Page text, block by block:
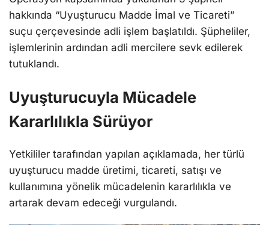
hakkında “Uyuşturucu Madde İmal ve Ticareti”
suçu çerçevesinde adli işlem başlatıldı. Şüpheliler,
işlemlerinin ardından adli mercilere sevk edilerek
tutuklandı.
Uyuşturucuyla Mücadele
Kararlılıkla Sürüyor
Yetkililer tarafından yapılan açıklamada, her türlü
uyuşturucu madde üretimi, ticareti, satışı ve
kullanımına yönelik mücadelenin kararlılıkla ve
artarak devam edeceği vurgulandı.